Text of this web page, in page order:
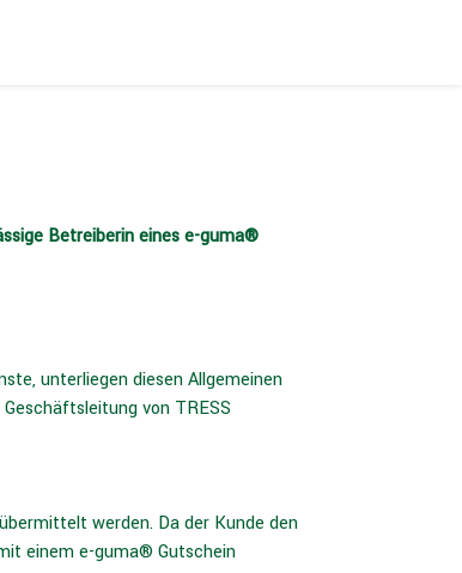
Betreiberin eines e-guma®
unterliegen diesen Allgemeinen
von TRESS
werden. Da der Kunde den
einem e-guma® Gutschein